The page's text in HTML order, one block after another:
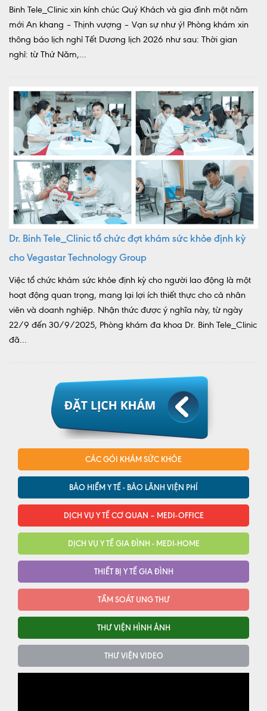
Binh Tele_Clinic xin kính chúc Quý Khách và gia đình một năm
mới An khang – Thịnh vượng – Vạn sự như ý! Phòng khám xin
thông báo lịch nghỉ Tết Dương lịch 2026 như sau: Thời gian
nghỉ: từ Thứ Năm,...
Dr. Binh Tele_Clinic tổ chức đợt khám sức khỏe định kỳ
cho Vegastar Technology Group
Việc tổ chức khám sức khỏe định kỳ cho người lao động là một
hoạt động quan trọng, mang lại lợi ích thiết thực cho cả nhân
viên và doanh nghiệp. Nhận thức được ý nghĩa này, từ ngày
22/9 đến 30/9/2025, Phòng khám đa khoa Dr. Binh Tele_Clinic
đã...
CÁC GÓI KHÁM SỨC KHỎE
BẢO HIỂM Y TẾ - BẢO LÃNH VIỆN PHÍ
DỊCH VỤ Y TẾ CƠ QUAN – MEDI-OFFICE
DỊCH VỤ Y TẾ GIA ĐÌNH - MEDI-HOME
THIẾT BỊ Y TẾ GIA ĐÌNH
TẦM SOÁT UNG THƯ
THƯ VIỆN HÌNH ẢNH
THƯ VIỆN VIDEO